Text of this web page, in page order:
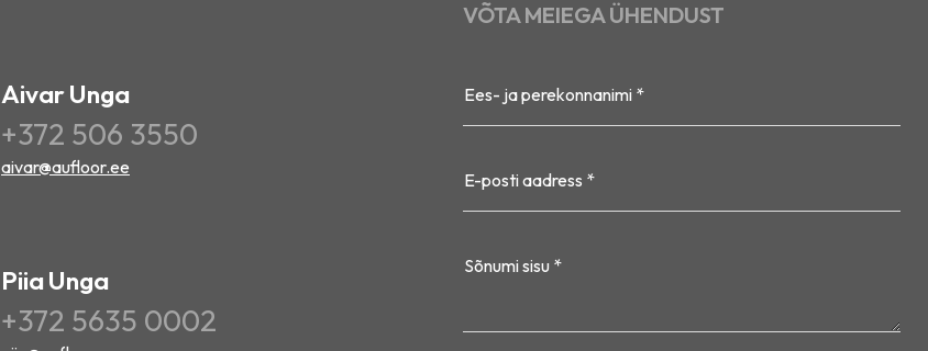
Aivar Unga
+372 506 3550
aivar@aufloor.ee
Piia Unga
+372 5635 0002
VÕTA MEIEGA ÜHENDUST
Ees- ja perekonnanimi *
E-posti aadress *
Sõnumi sisu *